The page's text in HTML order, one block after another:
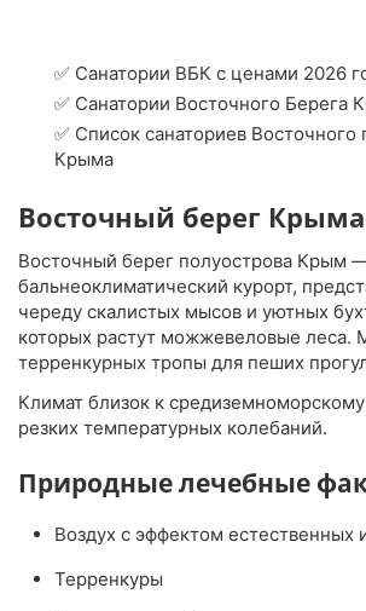
✅ Санатории ВБК с ценами 2026
✅ Санатории Восточного Берега
✅ Список санаториев
Крыма
Восточный берег
Восточный берег полуострова Крым
бальнеоклиматический курорт,
череду скалистых мысов и уютных
которых растут можжевеловые леса.
терренкурных тропы для пеших
Климат близок к
резких температурных колебаний.
Природные лечебные
Воздух с эффектом естественных
Терренкуры